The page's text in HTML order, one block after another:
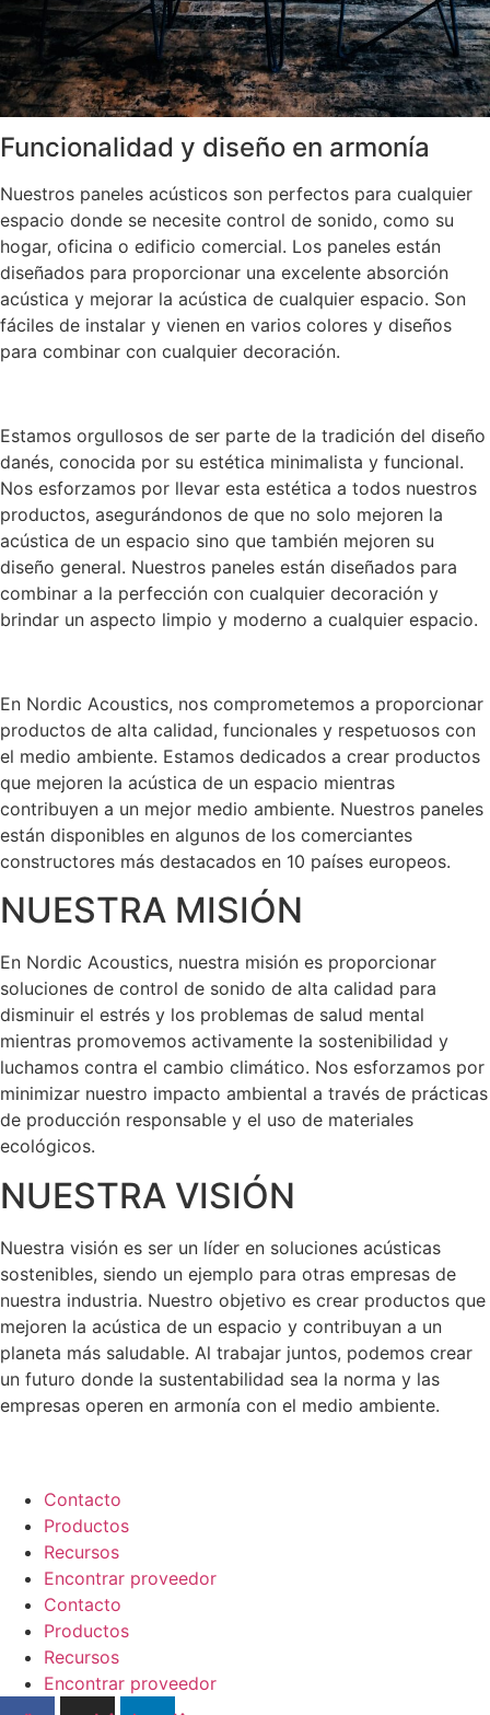
Funcionalidad y diseño en armonía
Nuestros paneles acústicos son perfectos para cualquier
espacio donde se necesite control de sonido, como su
hogar, oficina o edificio comercial. Los paneles están
diseñados para proporcionar una excelente absorción
acústica y mejorar la acústica de cualquier espacio. Son
fáciles de instalar y vienen en varios colores y diseños
para combinar con cualquier decoración.
Estamos orgullosos de ser parte de la tradición del diseño
danés, conocida por su estética minimalista y funcional.
Nos esforzamos por llevar esta estética a todos nuestros
productos, asegurándonos de que no solo mejoren la
acústica de un espacio sino que también mejoren su
diseño general. Nuestros paneles están diseñados para
combinar a la perfección con cualquier decoración y
brindar un aspecto limpio y moderno a cualquier espacio.
En Nordic Acoustics, nos comprometemos a proporcionar
productos de alta calidad, funcionales y respetuosos con
el medio ambiente. Estamos dedicados a crear productos
que mejoren la acústica de un espacio mientras
contribuyen a un mejor medio ambiente. Nuestros paneles
están disponibles en algunos de los comerciantes
constructores más destacados en 10 países europeos.
NUESTRA MISIÓN
En Nordic Acoustics, nuestra misión es proporcionar
soluciones de control de sonido de alta calidad para
disminuir el estrés y los problemas de salud mental
mientras promovemos activamente la sostenibilidad y
luchamos contra el cambio climático. Nos esforzamos por
minimizar nuestro impacto ambiental a través de prácticas
de producción responsable y el uso de materiales
ecológicos.
NUESTRA VISIÓN
Nuestra visión es ser un líder en soluciones acústicas
sostenibles, siendo un ejemplo para otras empresas de
nuestra industria. Nuestro objetivo es crear productos que
mejoren la acústica de un espacio y contribuyan a un
planeta más saludable. Al trabajar juntos, podemos crear
un futuro donde la sustentabilidad sea la norma y las
empresas operen en armonía con el medio ambiente.
Contacto
Productos
Recursos
Encontrar proveedor
Contacto
Productos
Recursos
Encontrar proveedor